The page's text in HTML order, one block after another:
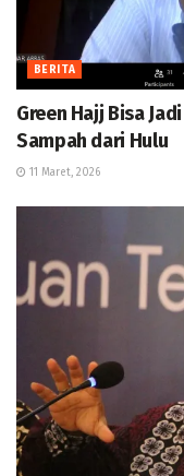
BERITA
Green Hajj Bisa
Sampah dari Hulu
11 Maret, 2026